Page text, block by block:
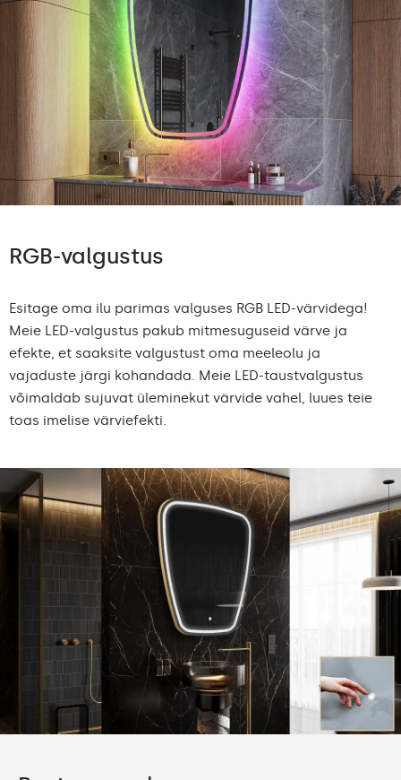
RGB-valgustus
Esitage oma ilu parimas valguses RGB LED-värvidega!
Meie LED-valgustus pakub mitmesuguseid värve ja
efekte, et saaksite valgustust oma meeleolu ja
vajaduste järgi kohandada. Meie LED-taustvalgustus
võimaldab sujuvat üleminekut värvide vahel, luues teie
toas imelise värviefekti.